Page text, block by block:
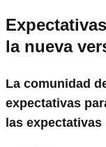
la nueva
La comunidad
expectativas
las